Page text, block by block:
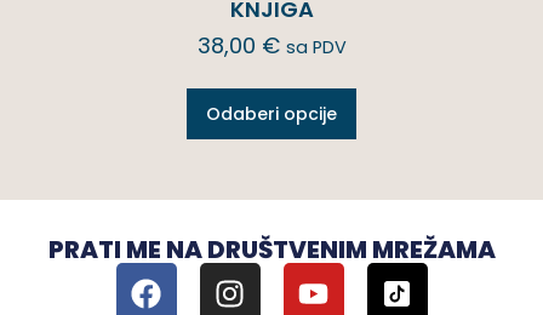
KNJIGA
38,00 € sa PDV
Odaberi opcije
PRATI ME NA DRUŠTVENIM MREŽAMA